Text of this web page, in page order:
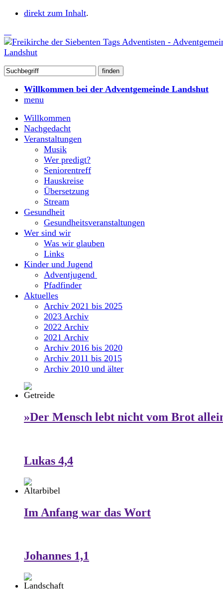
direkt zum Inhalt.
Willkommen bei der Adventgemeinde Landshut
menu
Willkommen
Nachgedacht
Veranstaltungen
Musik
Wer predigt?
Seniorentreff
Hauskreise
Übersetzung
Stream
Gesundheit
Gesundheitsveranstaltungen
Wer sind wir
Was wir glauben
Links
Kinder und Jugend
Adventjugend
Pfadfinder
Aktuelles
Archiv 2021 bis 2025
2023 Archiv
2022 Archiv
2021 Archiv
Archiv 2016 bis 2020
Archiv 2011 bis 2015
Archiv 2010 und älter
»Der Mensch lebt nicht vom Brot
Lukas 4,4
Im Anfang war das Wort
Johannes 1,1